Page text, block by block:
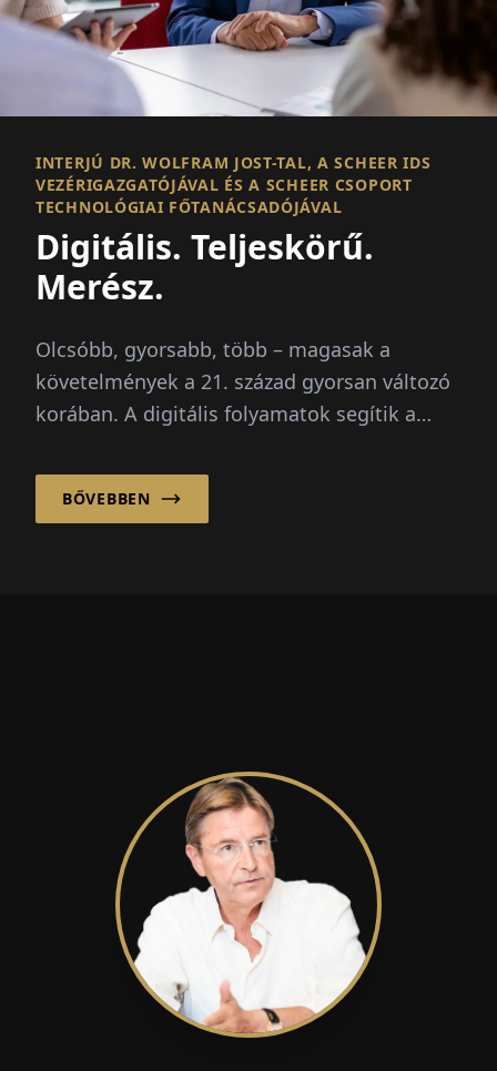
INTERJÚ DR. WOLFRAM JOST-TAL, A SCHEER IDS
VEZÉRIGAZGATÓJÁVAL ÉS A SCHEER CSOPORT
TECHNOLÓGIAI FŐTANÁCSADÓJÁVAL
Digitális. Teljeskörű.
Merész.
Olcsóbb, gyorsabb, több – magasak a
követelmények a 21. század gyorsan változó
korában. A digitális folyamatok segítik a
BŐVEBBEN